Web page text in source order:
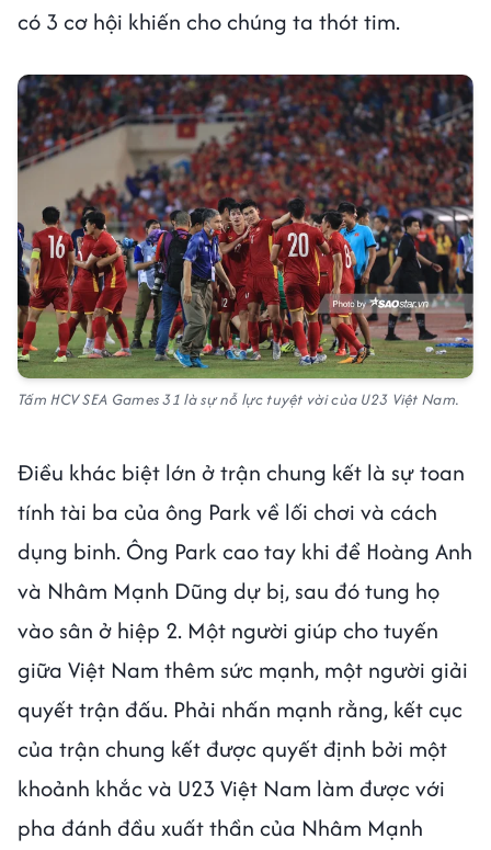
có 3 cơ hội khiến cho chúng ta thót tim.
Tấm HCV SEA Games 31 là sự nỗ lực tuyệt vời của U23 Việt Nam.
Điều khác biệt lớn ở trận chung kết là sự toan
tính tài ba của ông Park về lối chơi và cách
dụng binh. Ông Park cao tay khi để Hoàng Anh
và Nhâm Mạnh Dũng dự bị, sau đó tung họ
vào sân ở hiệp 2. Một người giúp cho tuyến
giữa Việt Nam thêm sức mạnh, một người giải
quyết trận đấu. Phải nhấn mạnh rằng, kết cục
của trận chung kết được quyết định bởi một
khoảnh khắc và U23 Việt Nam làm được với
pha đánh đầu xuất thần của Nhâm Mạnh